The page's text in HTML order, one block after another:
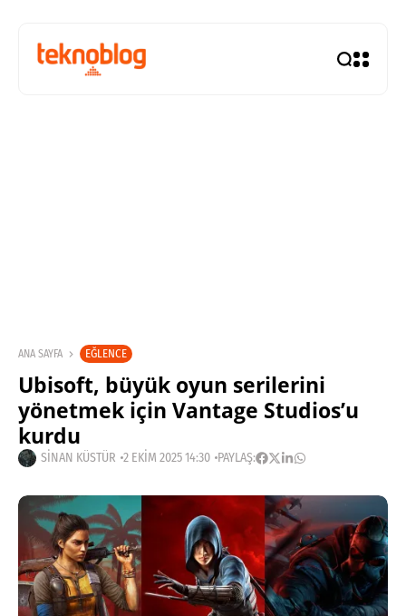
ANA SAYFA EĞLENCE
Ubisoft, büyük oyun serilerini
yönetmek için Vantage Studios’u
kurdu
SINAN KÜSTÜR 2 EKIM 2025 14:30 PAYLAŞ: